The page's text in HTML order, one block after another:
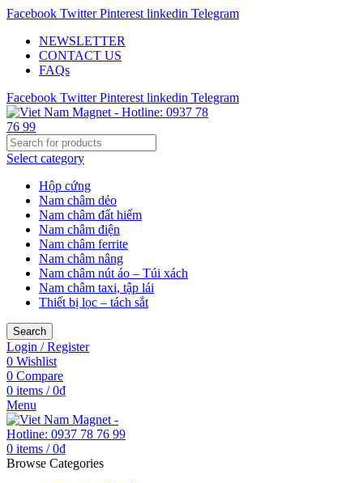
Facebook Twitter Pinterest linkedin Telegram
NEWSLETTER
CONTACT US
FAQs
Facebook Twitter Pinterest linkedin Telegram
Select category
Hộp cứng
Nam châm dẻo
Nam châm đất hiếm
Nam châm điện
Nam châm ferrite
Nam châm nâng
Nam châm nút áo – Túi xách
Nam châm taxi, tập lái
Thiết bị lọc – tách sắt
Search
Login / Register
0 Wishlist
0 Compare
0 items / 0₫
Menu
0 items / 0₫
Browse Categories